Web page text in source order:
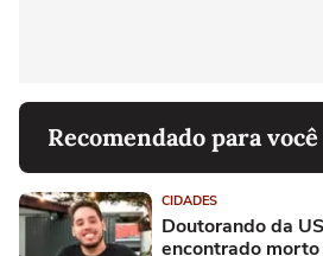
Recomendado para você
CIDADES
Doutorando da
encontrado